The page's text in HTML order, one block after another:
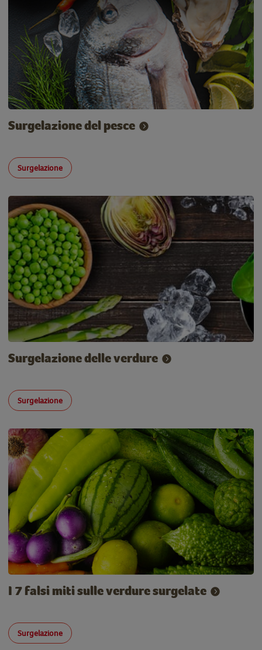
Surgelazione del pesce
Surgelazione
Surgelazione delle verdure
Surgelazione
I 7 falsi miti sulle verdure surgelate
Surgelazione